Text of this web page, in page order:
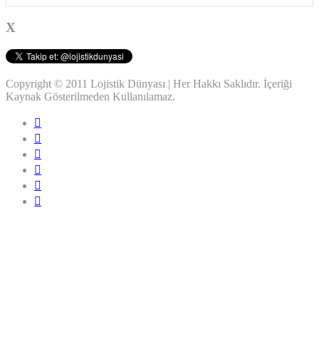
X
Copyright © 2011 Lojistik Dünyası | Her Hakkı Saklıdır. İçeriği
Kaynak Gösterilmeden Kullanılamaz.